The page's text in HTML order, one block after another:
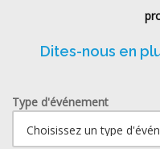
Dites-nous en
Type d'événement